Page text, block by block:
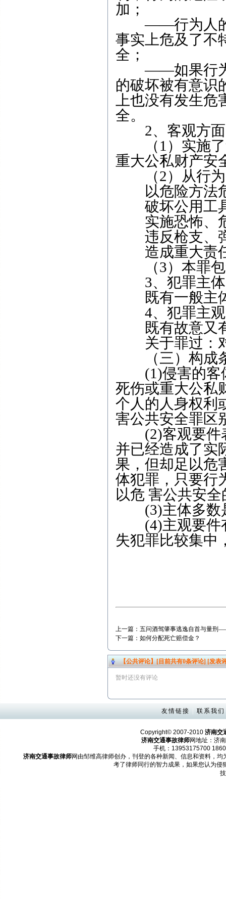
加；
——行为人的
事实上危及了不
全；
——如果行为
的破坏被有意识
上也没有发生
全。
2、客观方面
（1）实施了
重大公私财产安
（2）从行为
以危险方法
破坏公用工具
实施恐怖、危
违反枪支、弹
造成重大责任
（3）本罪包
3、犯罪主体
既有一般主
4、犯罪主观
既有故意又
关于罪过：对
（三）构成
(1)侵害的客体
死伤或重大公私
个人的人身权利
害公共安全罪区
(2)客观要件表
并已经造成了实
果，但却足以危
体犯罪，只要行
以危 害公共安
(3)主体多数是
(4)主观要件有
失犯罪比较集中
上一篇： 五问酒驾肇事逃逸自首与量刑
下一篇： 如何分配死亡赔偿金？
【公共评论】[目前共有0条评论][发表
暂时还没有评论
友情链接 联系我们
Copyright© 2007-2010 济南交
济南交通事故律师网地址：济
手机：13953175700
济南交通事故律师网由邹维高律师创办，刊登的各种新闻、信息和资料，均
考了律师同行的智力成果，如果您认为侵